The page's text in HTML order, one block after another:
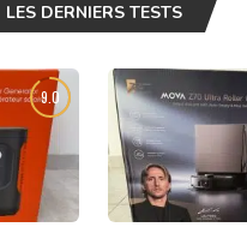
LES DERNIERS TESTS
9.0